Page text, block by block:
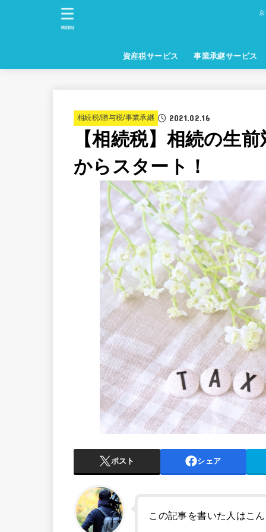
京
資産税サービス 事業承継サービス
MENU
相続税/贈与税/事業承継 2021.02.16
【相続税】相続の生
からスタート！
ポスト シェア
この記事を書いた人はこ